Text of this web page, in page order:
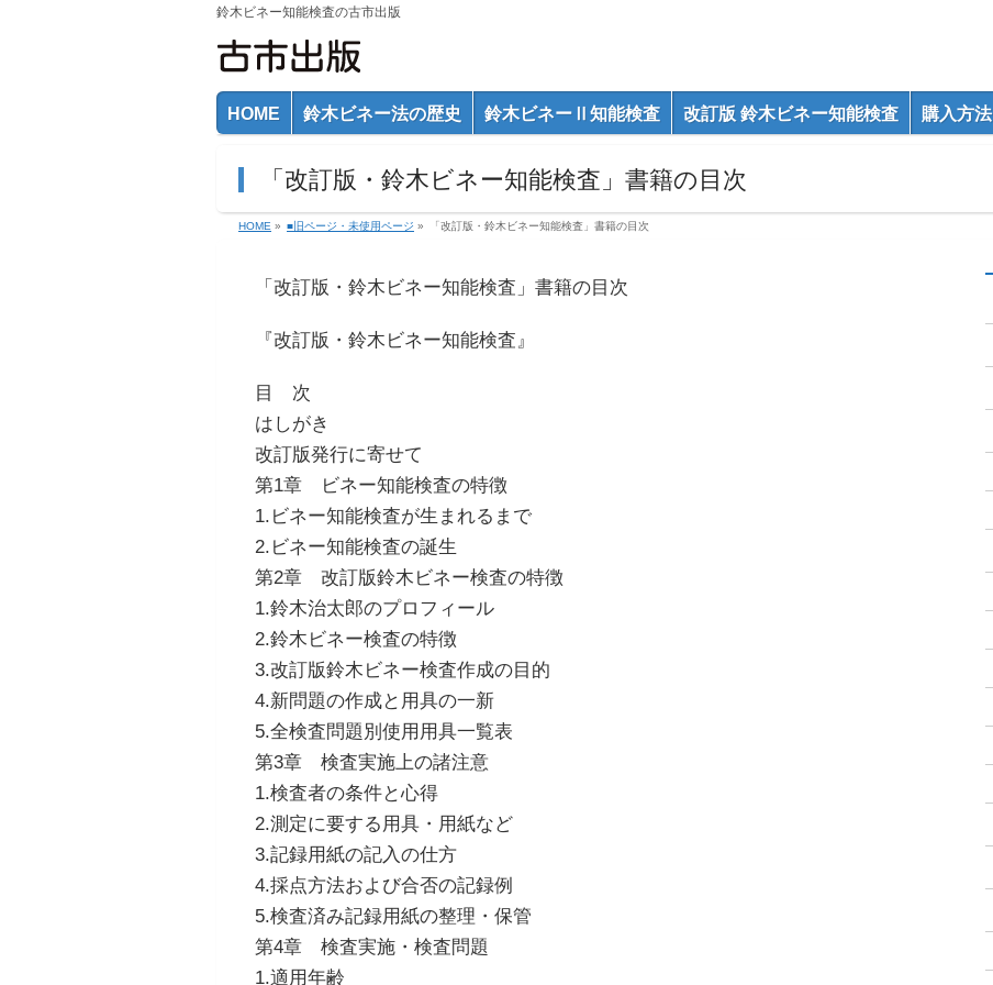
鈴木ビネー知能検査の古市出版
HOME 鈴木ビネー法の歴史 鈴木ビネーⅡ知能検査 改訂版 鈴木ビネー知能検査 購入方法
「改訂版・鈴木ビネー知能検査」書籍の目次
HOME » ■旧ページ・未使用ページ » 「改訂版・鈴木ビネー知能検査」書籍の目次
「改訂版・鈴木ビネー知能検査」書籍の目次
『改訂版・鈴木ビネー知能検査』
目 次
はしがき
改訂版発行に寄せて
第1章 ビネー知能検査の特徴
1.ビネー知能検査が生まれるまで
2.ビネー知能検査の誕生
第2章 改訂版鈴木ビネー検査の特徴
1.鈴木治太郎のプロフィール
2.鈴木ビネー検査の特徴
3.改訂版鈴木ビネー検査作成の目的
4.新問題の作成と用具の一新
5.全検査問題別使用用具一覧表
第3章 検査実施上の諸注意
1.検査者の条件と心得
2.測定に要する用具・用紙など
3.記録用紙の記入の仕方
4.採点方法および合否の記録例
5.検査済み記録用紙の整理・保管
第4章 検査実施・検査問題
1.適用年齢